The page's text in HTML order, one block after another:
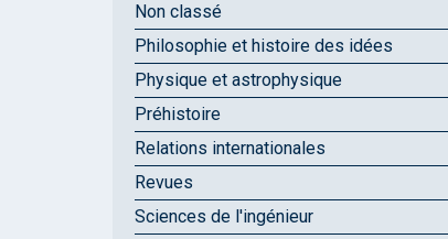
Non classé
Philosophie et histoire des idées
Physique et astrophysique
Préhistoire
Relations internationales
Revues
Sciences de l'ingénieur